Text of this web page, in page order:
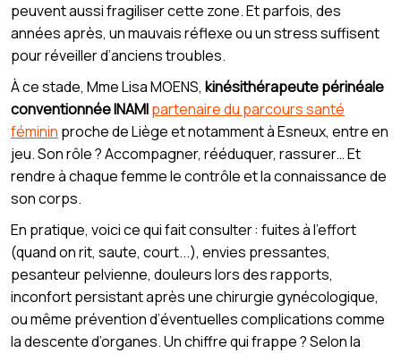
peuvent aussi fragiliser cette zone. Et parfois, des
années après, un mauvais réflexe ou un stress suffisent
pour réveiller d’anciens troubles.
À ce stade, Mme Lisa MOENS, kinésithérapeute périnéale
conventionnée INAMIpartenaire du parcours santé
féminin proche de Liège et notamment à Esneux, entre en
jeu. Son rôle ? Accompagner, rééduquer, rassurer… Et
rendre à chaque femme le contrôle et la connaissance de
son corps.
En pratique, voici ce qui fait consulter : fuites à l’effort
(quand on rit, saute, court...), envies pressantes,
pesanteur pelvienne, douleurs lors des rapports,
inconfort persistant après une chirurgie gynécologique,
ou même prévention d’éventuelles complications comme
la descente d’organes. Un chiffre qui frappe ? Selon la